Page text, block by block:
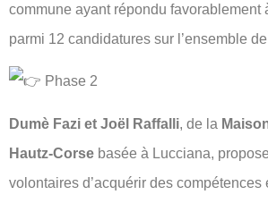
commune ayant répondu favorablement
parmi 12 candidatures sur l’ensemble
Phase 2
Dumè Fazi et Joël Raffalli, de la
Hautz-Corse basée à Lucciana,
volontaires d’acquérir des